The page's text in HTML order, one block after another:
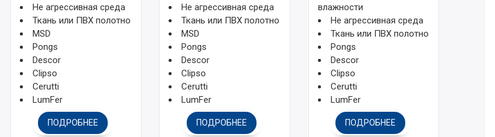
Не агрессивная среда
Ткань или ПВХ полотно
MSD
Pongs
Descor
Clipso
Cerutti
LumFer
ПОДРОБНЕЕ
Не агрессивная среда
Ткань или ПВХ полотно
MSD
Pongs
Descor
Clipso
Cerutti
LumFer
ПОДРОБНЕЕ
влажности
Не агрессивная среда
Ткань или ПВХ полотно
Pongs
Descor
Clipso
Cerutti
LumFer
ПОДРОБНЕЕ